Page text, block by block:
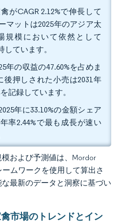
がCAGR 2.12%で伸長して
マットは2025年のアジア太
規模において依然として
しています。
年の収益の47.60%を占めま
後押しされた小売は2031年
記録しています。
年に33.10%の金額シェア
率2.44%で最も成長が速い
および予測値は、Mordor
ムワークを使用して算出さ
最新のデータと洞察に基づい
市場のトレンドとイン